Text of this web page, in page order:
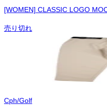
[WOMEN] CLASSIC LOGO
売り切れ
Cph/Golf